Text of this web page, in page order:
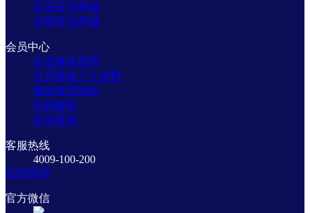
京东官方商城
天猫官方商城
会员中心
会员修改密码
会员修改个人资料
修改收货地址
问题解答
防伪查询
客服热线
4009-100-200
在线咨询
官方微信